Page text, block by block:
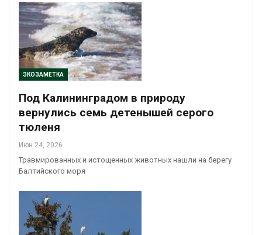
ЭКОЗАМЕТКА
Под Калининградом в природу
вернулись семь детенышей серого
тюленя
Июн 24, 2026
Травмированных и истощенных животных нашли на берегу
Балтийского моря